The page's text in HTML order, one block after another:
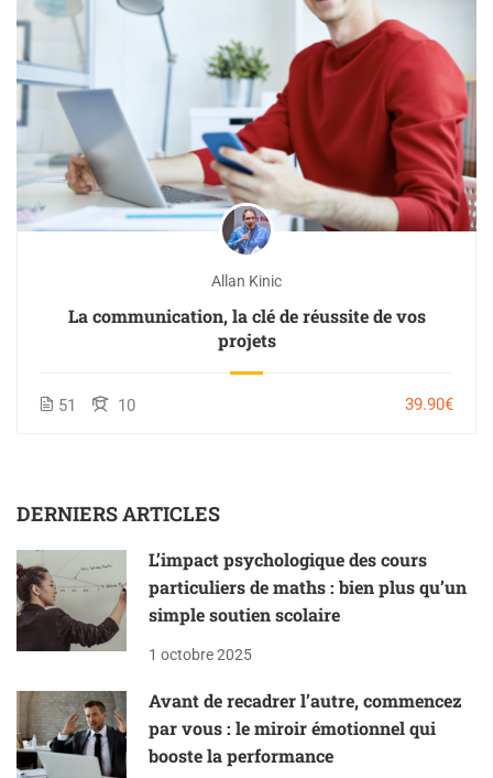
Allan Kinic
La communication, la clé de réussite de vos
projets
51 10 39.90€
DERNIERS ARTICLES
L’impact psychologique des cours
particuliers de maths : bien plus qu’un
simple soutien scolaire
1 octobre 2025
Avant de recadrer l’autre, commencez
par vous : le miroir émotionnel qui
booste la performance